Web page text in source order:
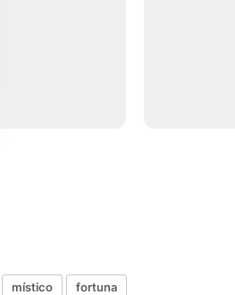
místico fortuna